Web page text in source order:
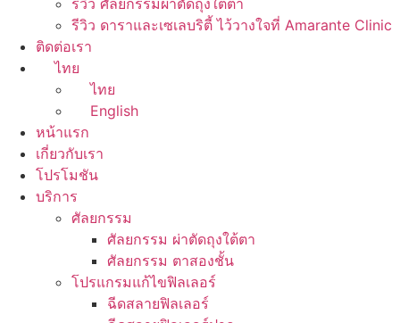
รีวิว ศัลยกรรมผ่าตัดถุงใต้ตา
รีวิว ดาราและเซเลบริตี้ ไว้วางใจที่ Amarante Clinic
ติดต่อเรา
ไทย
ไทย
English
หน้าแรก
เกี่ยวกับเรา
โปรโมชัน
บริการ
ศัลยกรรม
ศัลยกรรม ผ่าตัดถุงใต้ตา
ศัลยกรรม ตาสองชั้น
โปรแกรมแก้ไขฟิลเลอร์
ฉีดสลายฟิลเลอร์